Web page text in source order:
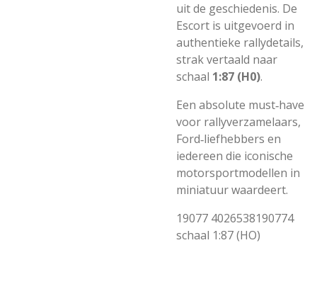
uit de geschiedenis. De
Escort is uitgevoerd in
authentieke rallydetails,
strak vertaald naar
schaal 1:87 (H0).
Een absolute must‑have
voor rallyverzamelaars,
Ford‑liefhebbers en
iedereen die iconische
motorsportmodellen in
miniatuur waardeert.
19077 4026538190774
schaal 1:87 (HO)